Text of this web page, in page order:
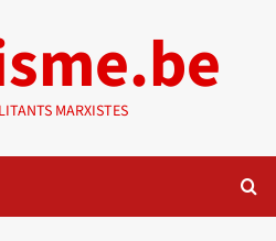
MARXISTES